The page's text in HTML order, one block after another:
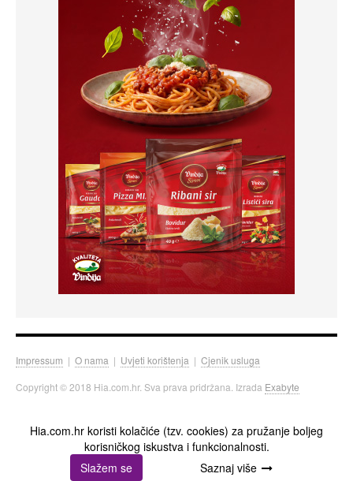
Impressum | O nama | Uvjeti korištenja | Cjenik usluga
Copyright © 2018 Hia.com.hr. Sva prava pridržana. Izrada Exabyte
Hia.com.hr koristi kolačiće (tzv. cookies) za pružanje boljeg
korisničkog iskustva i funkcionalnosti.
Slažem se
Saznaj više